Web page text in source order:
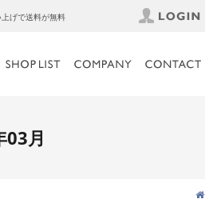
げで送料が無料
03月